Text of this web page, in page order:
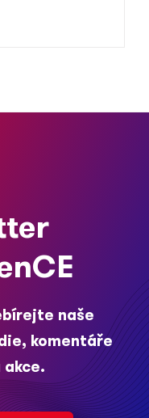
naše
komentáře
akce.